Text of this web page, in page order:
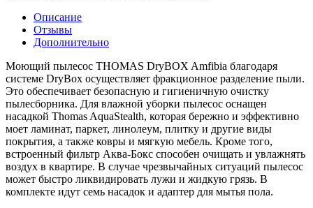
Описание
Отзывы
Дополнительно
Моющий пылесос THOMAS DryBOX Amfibia благодаря
системе DryBox осуществляет фракционное разделение пыли.
Это обеспечивает безопасную и гигиеничную очистку
пылесборника. Для влажной уборки пылесос оснащен
насадкой Thomas AquaStealth, которая бережно и эффективно
моет ламинат, паркет, линолеум, плитку и другие виды
покрытия, а также ковры и мягкую мебель. Кроме того,
встроенный фильтр Аква-Бокс способен очищать и увлажнять
воздух в квартире. В случае чрезвычайных ситуаций пылесос
может быстро ликвидировать лужи и жидкую грязь. В
комплекте идут семь насадок и адаптер для мытья пола.